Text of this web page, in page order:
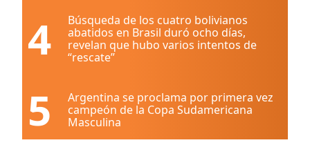
4
Búsqueda de los cuatro bolivianos
abatidos en Brasil duró ocho días,
revelan que hubo varios intentos de
“rescate”
5
Argentina se proclama por primera vez
campeón de la Copa Sudamericana
Masculina